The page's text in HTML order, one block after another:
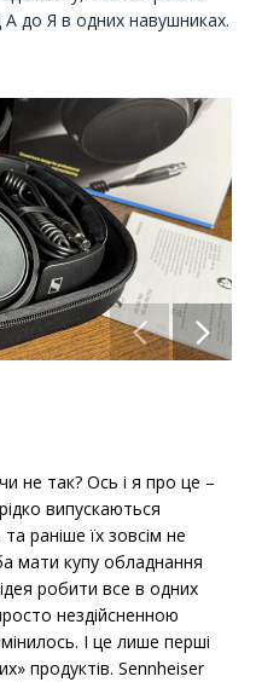
А до Я в одних навушниках.
не так? Ось і я про це –
випускаються
раніше їх зовсім не
мати купу обладнання
робити все в одних
нездійсненною
І це лише перші
продуктів. Sennheiser